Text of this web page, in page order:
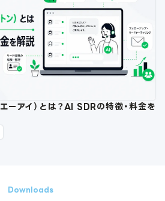
アイ）とは？AI SDRの特徴・料金を